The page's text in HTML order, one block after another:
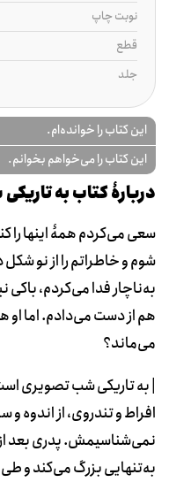
نوبت چاپ
قطع
جلد
این کتاب را خوانده‌ام.
این کتاب را می‌خواهم بخوانم.
دربارۀ کتاب به
سعی می‌کردم همۀ اینها را
شوم و خاطراتم را از نو
به‌ناچار فدا می‌کردم، باکی
هم از دست می‌دادم. اما او
می‌ماند؟
| به تاریکی شب تصویری
افراط‌ و تندروی، از اندوه
نمی‌شناسیمش. پدری بعد
به‌تنهایی بزرگ می‌کند و